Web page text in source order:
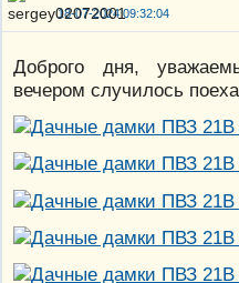
18-07-2024 09:32:04
Доброго дня,
вечером случилось